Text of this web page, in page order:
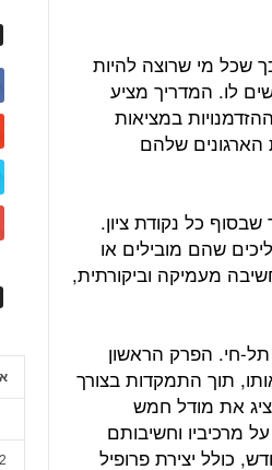
כך שכל מי שרוצה להיות
לו. המדריך מציע
במציאות
הארגונים שלהם
כל נקודת ציון.
שהם מובילים או
מעמיקה וביקורתית,
חי. הפרק הראשון
תוך התמקדות בצורך
את מודל חמש
מרכיביו וחשיבותם
כולל יצירת פרופיל
א
2